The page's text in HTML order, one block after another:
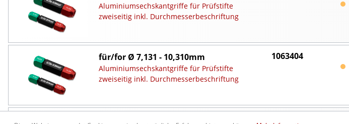
Aluminiumsechskantgriffe für Prüfstifte
zweiseitig inkl. Durchmesserbeschriftung
für/for Ø 7,131 - 10,310mm
Aluminiumsechskantgriffe für Prüfstifte
zweiseitig inkl. Durchmesserbeschriftung
1063404